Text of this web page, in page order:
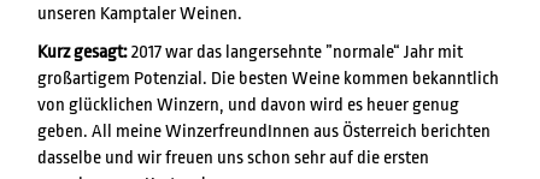
unseren Kamptaler Weinen.
Kurz gesagt:2017 war das langersehnte ”normale“ Jahr mit
großartigem Potenzial. Die besten Weine kommen bekanntlich
von glücklichen Winzern, und davon wird es heuer genug
geben. All meine WinzerfreundInnen aus Österreich berichten
dasselbe und wir freuen uns schon sehr auf die ersten